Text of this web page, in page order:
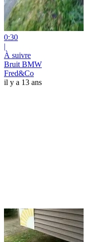
0:30
|
À suivre
Bruit BMW
Fred&Co
il y a 13 ans